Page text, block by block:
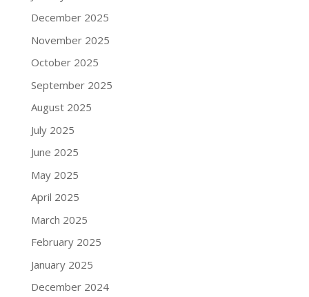
December 2025
November 2025
October 2025
September 2025
August 2025
July 2025
June 2025
May 2025
April 2025
March 2025
February 2025
January 2025
December 2024